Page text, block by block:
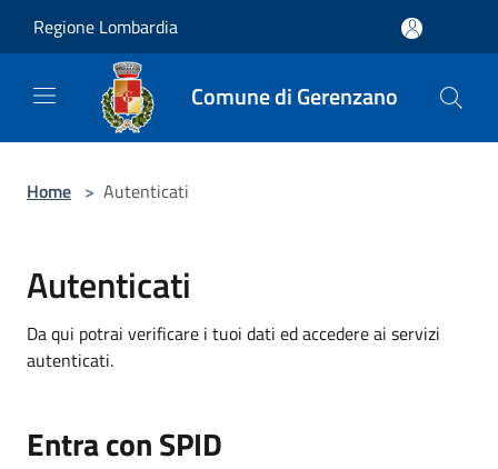
Regione Lombardia
Comune di Gerenzano
Home > Autenticati
Autenticati
Da qui potrai verificare i tuoi dati ed accedere ai servizi
autenticati.
Entra con SPID